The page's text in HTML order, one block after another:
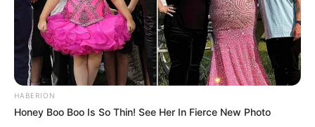
HABERION
Honey Boo Boo Is So Thin! See Her In Fierce New Photo